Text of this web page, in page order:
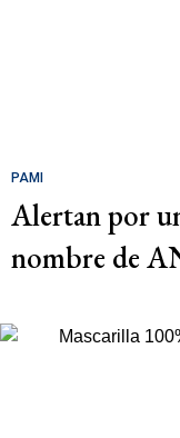
PAMI
Alertan por
nombre de